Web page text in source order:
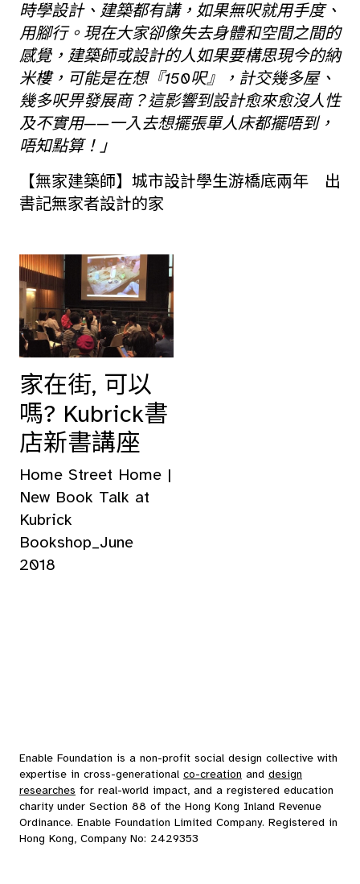
時學設計、建築都有講，如果無呎就用手度、
用腳行。現在大家卻像失去身體和空間之間的
感覺，建築師或設計的人如果要構思現今的納
米樓，可能是在想『150呎』，計交幾多屋、
幾多呎畀發展商？這影響到設計愈來愈沒人性
及不實用——一入去想擺張單人床都擺唔到，
唔知點算！」
【無家建築師】城市設計學生游橋底兩年 出
書記無家者設計的家
家在街, 可以
嗎? Kubrick書
店新書講座
Home Street Home |
New Book Talk at
Kubrick
Bookshop_June
2018
Enable Foundation is a non-profit social design collective with
expertise in cross-generational co-creation and design
researches for real-world impact, and a registered education
charity under Section 88 of the Hong Kong Inland Revenue
Ordinance. Enable Foundation Limited Company. Registered in
Hong Kong, Company No: 2429353